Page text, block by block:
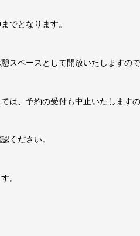
でとなります。
スペースとして開放いたしますの
は、予約の受付も中止いたします
ください。
。
観光